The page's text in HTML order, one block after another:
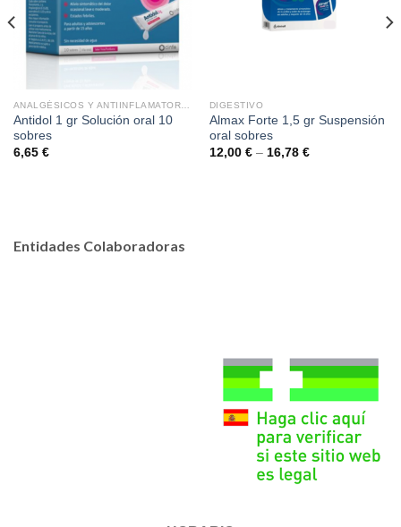
Antidol 1 gr Solución oral 10
sobres
6,65 €
DIGESTIVO
Almax Forte 1,5 gr Suspensión
oral sobres
12,00 €– 16,78 €
Entidades Colaboradoras